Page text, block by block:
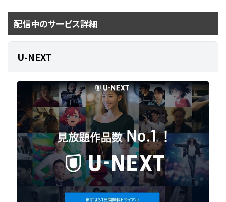
配信中のサービス詳細
U-NEXT